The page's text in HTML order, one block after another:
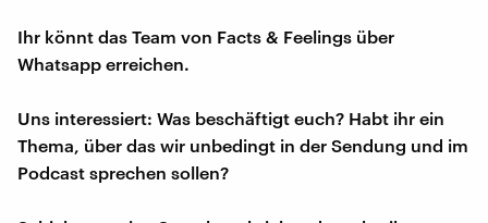
Ihr könnt das Team von Facts & Feelings über
Whatsapp erreichen.
Uns interessiert: Was beschäftigt euch? Habt ihr ein
Thema, über das wir unbedingt in der Sendung und im
Podcast sprechen sollen?